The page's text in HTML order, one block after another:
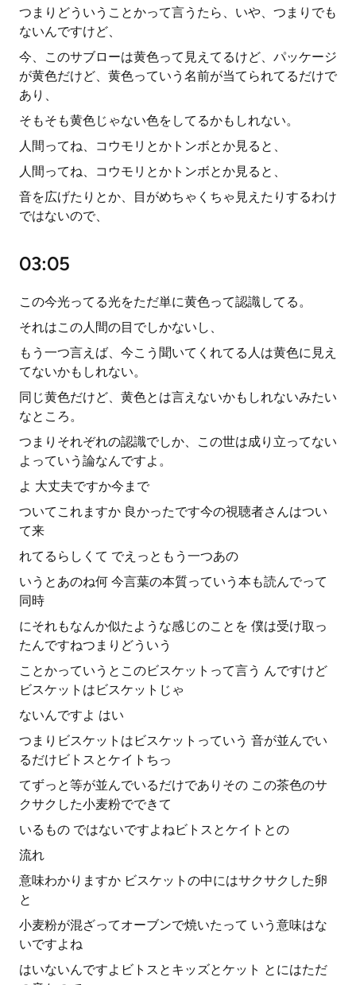
つまりどういうことかって言うたら、いや、つまりでも
ないんですけど、
今、このサブローは黄色って見えてるけど、パッケージ
が黄色だけど、黄色っていう名前が当てられてるだけで
あり、
そもそも黄色じゃない色をしてるかもしれない。
人間ってね、コウモリとかトンボとか見ると、
人間ってね、コウモリとかトンボとか見ると、
音を広げたりとか、目がめちゃくちゃ見えたりするわけ
ではないので、
03:05
この今光ってる光をただ単に黄色って認識してる。
それはこの人間の目でしかないし、
もう一つ言えば、今こう聞いてくれてる人は黄色に見え
てないかもしれない。
同じ黄色だけど、黄色とは言えないかもしれないみたい
なところ。
つまりそれぞれの認識でしか、この世は成り立ってない
よっていう論なんですよ。
よ 大丈夫ですか今まで
ついてこれますか 良かったです今の視聴者さんはつい
て来
れてるらしくて でえっともう一つあの
いうとあのね何 今言葉の本質っていう本も読んでって
同時
にそれもなんか似たような感じのことを 僕は受け取っ
たんですねつまりどういう
ことかっていうとこのビスケットって言う んですけど
ビスケットはビスケットじゃ
ないんですよ はい
つまりビスケットはビスケットっていう 音が並んでい
るだけビトスとケイトちっ
てずっと等が並んでいるだけでありその この茶色のサ
クサクした小麦粉でできて
いるもの ではないですよねビトスとケイトとの
流れ
意味わかりますか ビスケットの中にはサクサクした卵
と
小麦粉が混ざってオーブンで焼いたって いう意味はな
いですよね
はいないんですよビトスとキッズとケット とにはただ